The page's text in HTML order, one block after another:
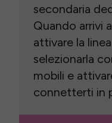
secondaria
Quando arrivi
attivare la
selezionarla
mobili e
connetterti in